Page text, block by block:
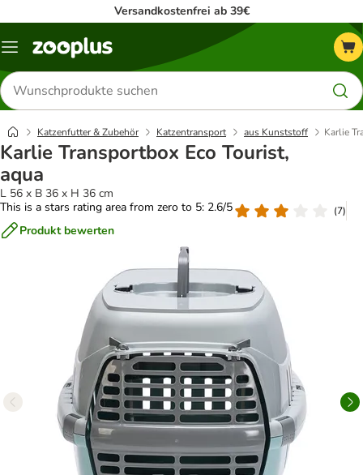
Versandkostenfrei ab 39€
Menü
Produkte
suchen
Katzenfutter & Zubehör Katzentransport aus Kunststoff Karlie
Karlie Transportbox Eco Tourist,
aqua
L 56 x B 36 x H 36 cm
This is a stars rating area from zero to 5: 2.6/5
(7)
Produkt bewerten